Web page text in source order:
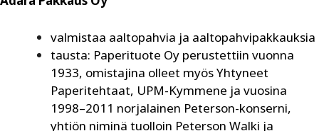
valmistaa aaltopahvia ja aaltopahvipakkauksia
tausta: Paperituote Oy perustettiin vuonna
1933, omistajina olleet myös Yhtyneet
Paperitehtaat, UPM-Kymmene ja vuosina
1998–2011 norjalainen Peterson-konserni,
yhtiön niminä tuolloin Peterson Walki ja